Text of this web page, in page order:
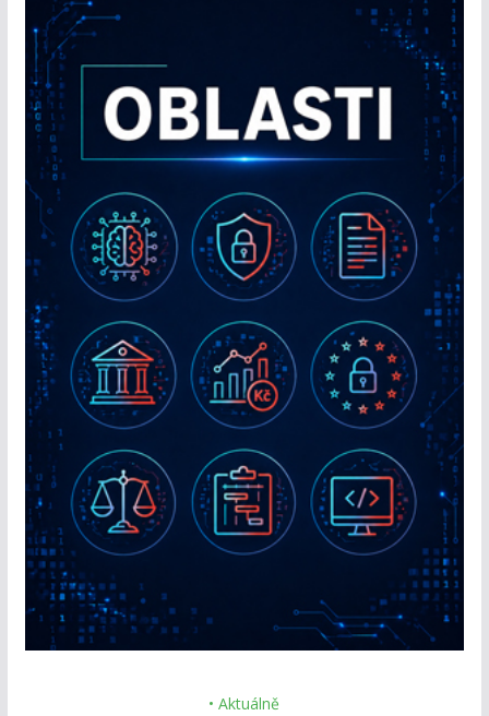
• Aktuálně